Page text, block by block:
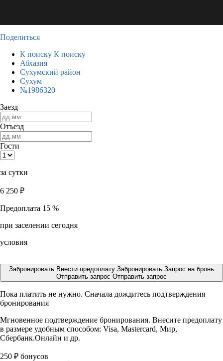
Поделиться
К поиску К поиску
Абхазия
Сухумский район
Сухум
№1986320
Заезд
Отъезд
Гости
за сутки
6 250 ₽
Предоплата 15 %
при заселении сегодня
условия
Забронировать Внести предоплату Забронировать Запрос на бронь
Отправить запрос Отправить запрос
Пока платить не нужно. Сначала дождитесь подтверждения
бронирования
Мгновенное подтверждение бронирования. Внесите предоплату
в размере удобным способом: Visa, Mastercard, Мир,
Сбербанк.Онлайн и др.
250 ₽ бонусов